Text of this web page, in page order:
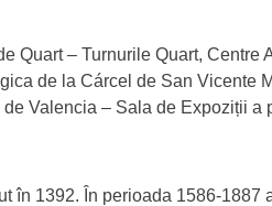
Quart – Turnurile Quart, Centre
de la Cárcel de San Vicente
Valencia – Sala de Expoziții a
în 1392. În perioada 1586-1887